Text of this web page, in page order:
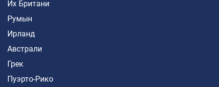
Их Британи
Румын
Ирланд
Австрали
Грек
Пуэрто-Рико